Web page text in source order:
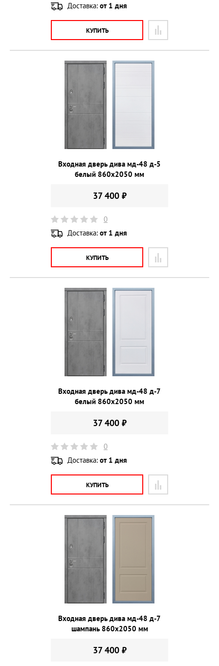
Доставка: от 1 дня
КУПИТЬ
Входная дверь дива мд-48 д-5
белый 860х2050 мм
37 400 ₽
0
Доставка: от 1 дня
КУПИТЬ
Входная дверь дива мд-48 д-7
белый 860х2050 мм
37 400 ₽
0
Доставка: от 1 дня
КУПИТЬ
Входная дверь дива мд-48 д-7
шампань 860х2050 мм
37 400 ₽